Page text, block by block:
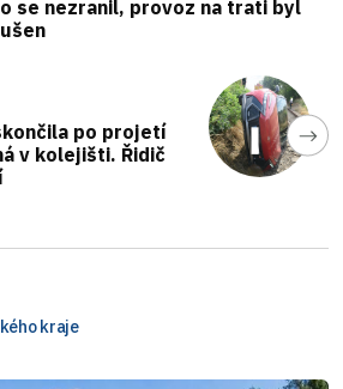
se nezranil, provoz na trati byl
po projetí
v kolejišti. Řidič
kraje